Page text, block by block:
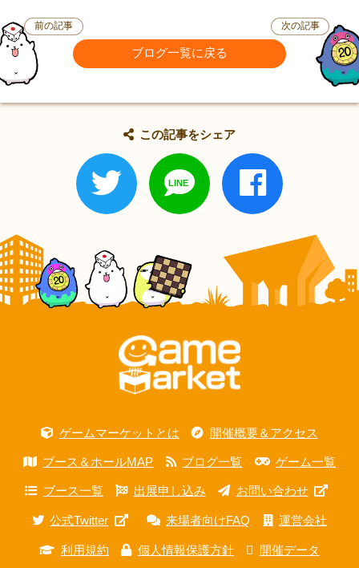
前の記事
ブログ一覧に戻る
次の記事
この記事をシェア
ゲームマーケットとは 開催概要＆アクセス
ブース＆ホールMAP ブログ一覧 ゲーム一覧
ブース一覧 出展申し込み お問い合わせ
公式Twitter 来場者向けFAQ 運営会社
利用規約 個人情報保護方針 開催データ